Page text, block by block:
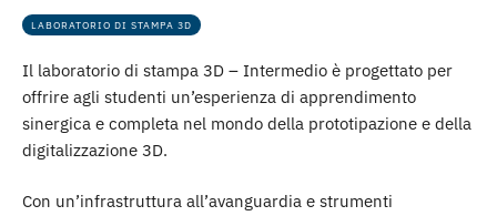
LABORATORIO DI STAMPA 3D
Il laboratorio di stampa 3D – Intermedio è progettato per
offrire agli studenti un’esperienza di apprendimento
sinergica e completa nel mondo della prototipazione e della
digitalizzazione 3D.
Con un’infrastruttura all’avanguardia e strumenti